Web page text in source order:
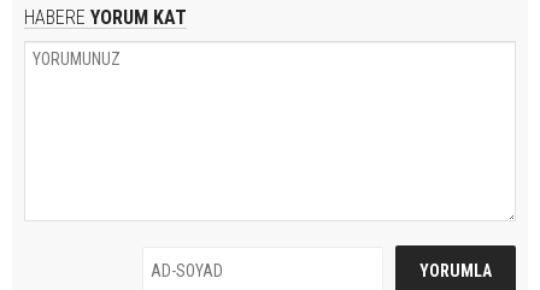
HABERE YORUM KAT